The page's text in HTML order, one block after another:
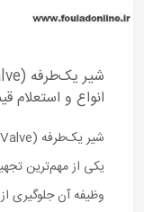
انواع و استعلام
یکی از مهم‌ترین
وظیفه آن جلوگیری